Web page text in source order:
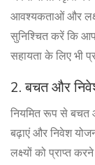
आवश्यकताओं और
सुनिश्चित करें कि
सहायता के लिए भी
2. बचत और
नियमित रूप से बचत
बढ़ाएं और निवेश
लक्ष्यों को प्राप्त